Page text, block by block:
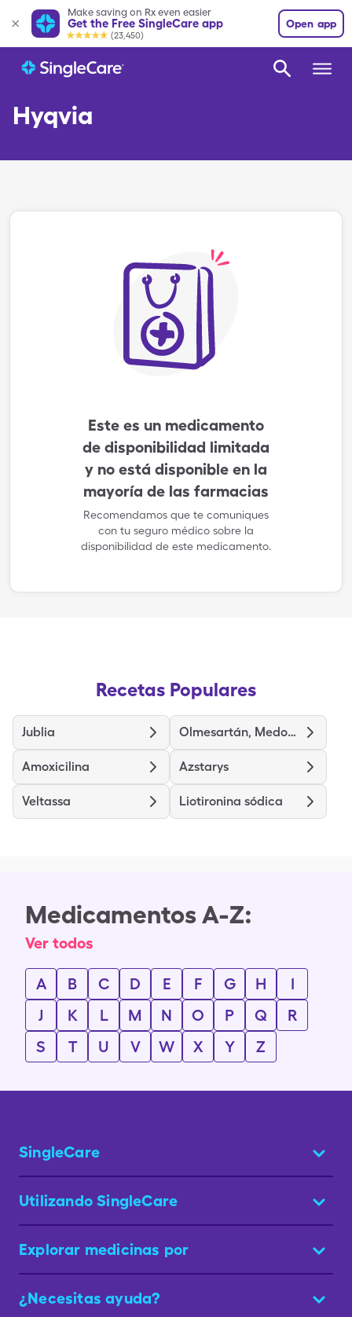
Make saving on Rx even easier
Get the Free SingleCare app
(23,450)
Open app
Hyqvia
Este es un medicamento
de disponibilidad limitada
y no está disponible en la
mayoría de las farmacias
Recomendamos que te comuniques
con tu seguro médico sobre la
disponibilidad de este medicamento.
Recetas Populares
Jublia Olmesartán, Medoxomilo y Hidroclorotiazida
Amoxicilina Azstarys
Veltassa Liotironina sódica
Medicamentos A-Z:
Ver todos
A B C D E F G H
I
J
K L M N O P Q
R
S
T U V W X Y Z
SingleCare
Utilizando SingleCare
Explorar medicinas por
¿Necesitas ayuda?